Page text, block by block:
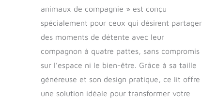
animaux de compagnie » est conçu
spécialement pour ceux qui désirent partager
des moments de détente avec leur
compagnon à quatre pattes, sans compromis
sur l’espace ni le bien-être. Grâce à sa taille
généreuse et son design pratique, ce lit offre
une solution idéale pour transformer votre